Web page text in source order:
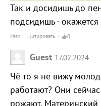
Так и досидишь до
подсидишь - окажется
Имя Цитировать 0
Guest 17.02.2024
Чё то я не вижу
работают? Они
рожают. Материнский